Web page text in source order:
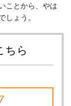
ことから、やは
しょう。
ちら